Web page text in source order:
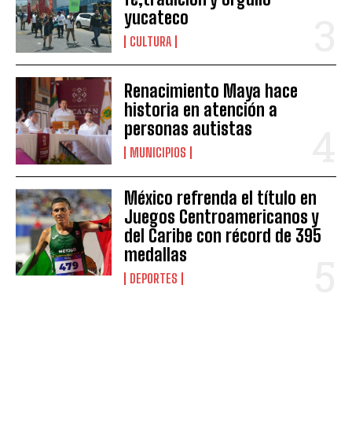
yucateco
CULTURA
Renacimiento Maya hace
historia en atención a
personas autistas
MUNICIPIOS
México refrenda el título en
Juegos Centroamericanos y
del Caribe con récord de 395
medallas
DEPORTES